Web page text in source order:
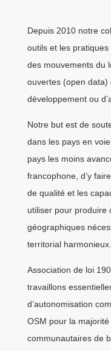
Depuis 2010 notre
outils et les pratiques
des mouvements du
ouvertes (open data)
développement ou
Notre but est de
dans les pays en
pays les moins
francophone, d’y
de qualité et les
utiliser pour produire
géographiques
territorial harmonieux.
Association de loi
travaillons
d’autonomisation
OSM pour la
communautaires de